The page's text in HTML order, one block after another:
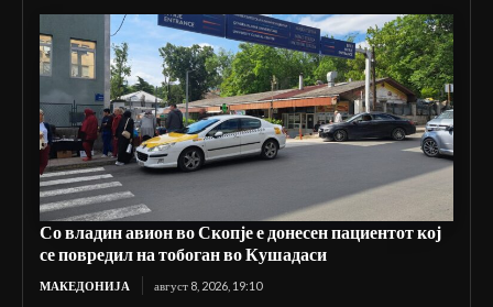
Со владин авион во Скопје е донесен пациентот кој
се повредил на тобоган во Кушадаси
МАКЕДОНИЈА август 8, 2026, 19:10